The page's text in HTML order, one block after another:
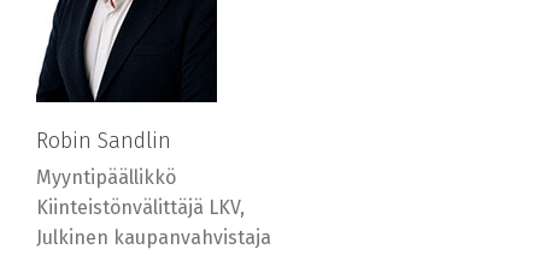
Robin Sandlin
Myyntipäällikkö
Kiinteistönvälittäjä LKV,
Julkinen kaupanvahvistaja